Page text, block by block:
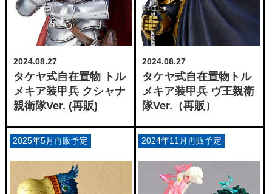
2024.08.27
タケヤ式自在置物 トル
メキア装甲兵 クシャナ
親衛隊Ver. (再販)
2024.08.27
タケヤ式自在置物トル
メキア装甲兵 ヴ王親衛
隊Ver.（再販）
2025年5月再販予定 2024年11月再販予定